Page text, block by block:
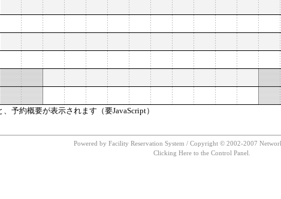
予約概要が表示されます（要JavaScript）
Powered by Facility Reservation System / Copyright © 2002-2007
Clicking Here to the Control Panel.